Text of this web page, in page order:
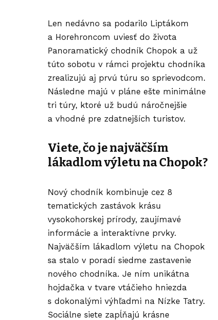
Len nedávno sa podarilo Liptákom
a Horehroncom uviesť do života
Panoramatický chodník Chopok a už
túto sobotu v rámci projektu chodníka
zrealizujú aj prvú túru so sprievodcom.
Následne majú v pláne ešte minimálne
tri túry, ktoré už budú náročnejšie
a vhodné pre zdatnejších turistov.
Viete, čo je najväčším
lákadlom výletu na Chopok?
Nový chodník kombinuje cez 8
tematických zastávok krásu
vysokohorskej prírody, zaujímavé
informácie a interaktívne prvky.
Najväčším lákadlom výletu na Chopok
sa stalo v poradí siedme zastavenie
nového chodníka. Je ním unikátna
hojdačka v tvare vtáčieho hniezda
s dokonalými výhľadmi na Nízke Tatry.
Sociálne siete zapĺňajú krásne